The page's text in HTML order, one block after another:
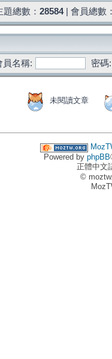
題總數： 28584| 會員總數
員名稱:
密碼:
未閱讀文章
Powered by phpBB
正體中文
©